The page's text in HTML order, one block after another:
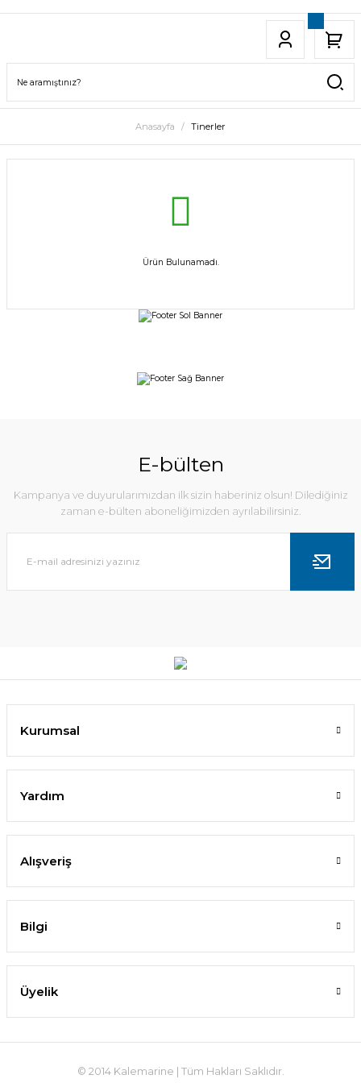
Anasayfa Tinerler
Ürün Bulunamadı.
E-bülten
Kampanya ve duyurularımızdan ilk sizin haberiniz olsun! Dilediğiniz
zaman e-bülten aboneliğimizden ayrılabilirsiniz.
Kurumsal
Yardım
Alışveriş
Bilgi
Üyelik
© 2014 Kalemarine | Tüm Hakları Saklıdır.